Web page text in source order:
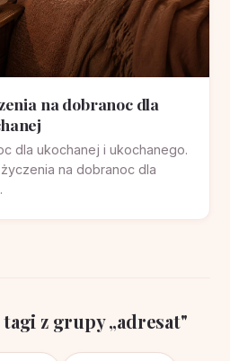
na dobranoc dla
dla ukochanej i ukochanego.
na dobranoc dla
z grupy „adresat"